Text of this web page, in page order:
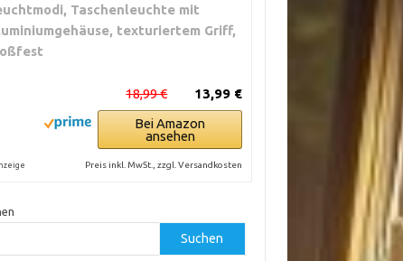
Taschenleuchte mit
texturiertem Griff,
13,99 €
18,99 €
Bei Amazon
ansehen
Preis inkl. MwSt., zzgl. Versandkosten
Suchen